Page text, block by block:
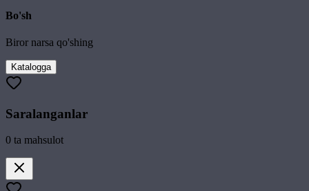
Bo'sh
Biror narsa qo'shing
Katalogga
Saralanganlar
0 ta mahsulot